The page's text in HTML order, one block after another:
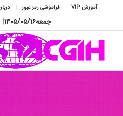
آموزش VIP فراموشی رمز عبور
جمعه۱۴۰۵/۰۵/۱۶|